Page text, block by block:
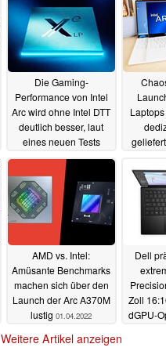
Die Gaming-
Performance von Intel
Arc wird ohne Intel DTT
deutlich besser, laut
eines neuen Tests
14.04.2022
AMD vs. Intel:
Amüsante Benchmarks
machen sich über den
Launch der Arc A370M
lustig 01.04.2022
Dell
Zoll
dGPU-
Weitere Artikel anzeigen